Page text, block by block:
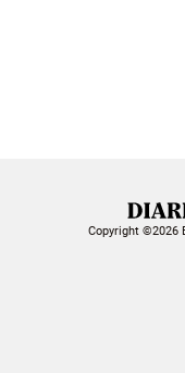
Copyright ©2026